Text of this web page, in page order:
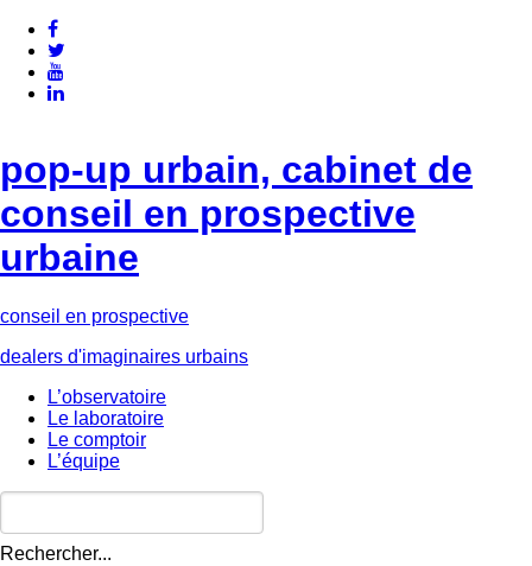
pop-up urbain, cabinet de
conseil en prospective
urbaine
conseil en prospective
dealers d'imaginaires urbains
L’observatoire
Le laboratoire
Le comptoir
L’équipe
Rechercher...